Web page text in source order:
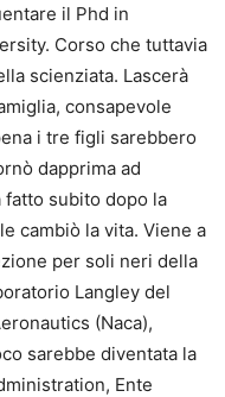
il Phd in
Corso che tuttavia
scienziata. Lascerà
consapevole
i tre figli sarebbero
dapprima ad
fatto subito dopo la
cambiò la vita. Viene a
per soli neri della
Langley del
(Naca),
sarebbe diventata la
Ente